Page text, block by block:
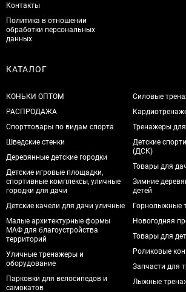
Контакты
Политика в отношении
обработки персональных
данных
КАТАЛОГ
КОНЬКИ ОПТОМ
РАСПРОДАЖА
Спорттовары по видам спорта
Шведские стенки
Деревянные детские городки
Детские игровые площадки,
спортивные комплексы, уличные
городки для дачи
Детские качели для дачи уличные
Малые архитектурные формы
МАФ для благоустройства
территорий
Уличные тренажеры и
оборудование
Парковки для велосипедов и
самокатов
Силовые
Тренажеры
Детские
(ДСК)
Товары для
Зимние
детей
Горнолыжные
Новогодняя
Товары для
Роликовые
Запчасти для
Лыжные